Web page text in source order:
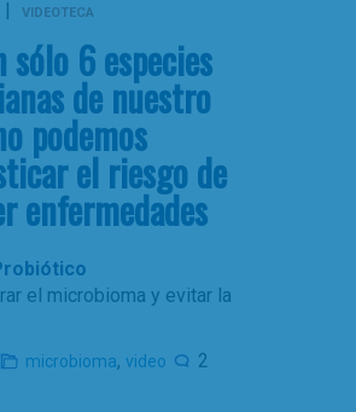
| VIDEOTECA
sólo 6 especies
de nuestro
podemos
el riesgo de
enfermedades
el microbioma y evitar la
microbioma, video 2